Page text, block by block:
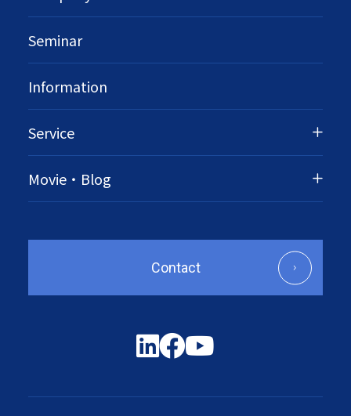
Seminar
Information
Service
Movie・Blog
Contact